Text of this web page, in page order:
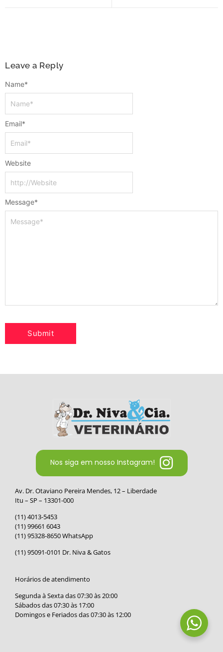
Leave a Reply
Message*
Name*
Email*
Website
Nos siga em nosso Instagram!
Av. Dr. Otaviano Pereira Mendes, 12 – Liberdade
Itu – SP – 13301-000
(11) 4013-5453
(11) 99661 6043
(11) 95328-8650 WhatsApp
(11) 95091-0101 Dr. Niva & Gatos
Horários de atendimento
Segunda à Sexta das 07:30 às 20:00
Sábados das 07:30 às 17:00
Domingos e Feriados das 07:30 às 12:00